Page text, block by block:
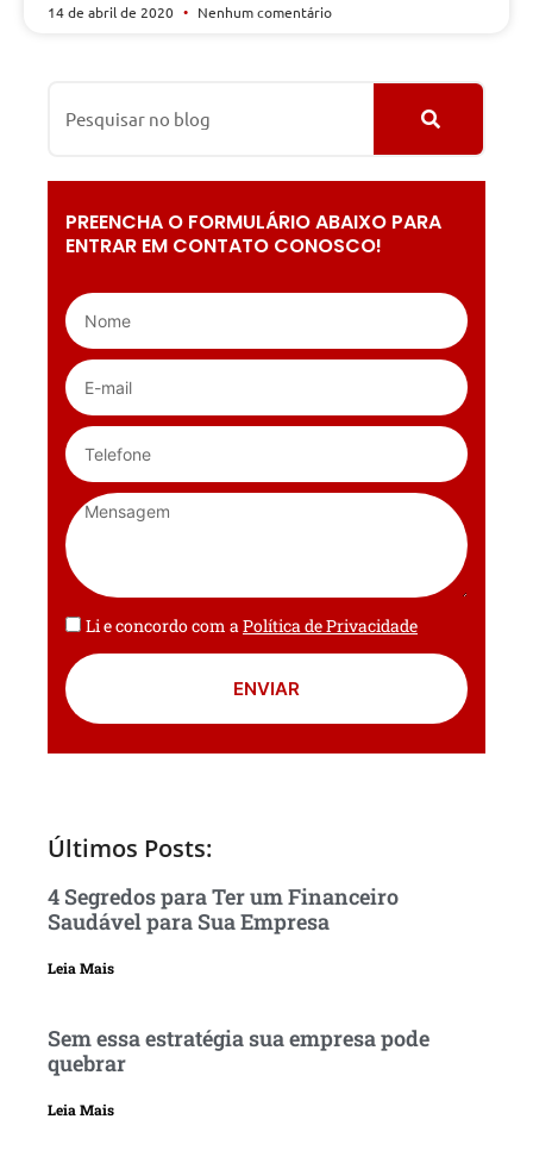
14 de abril de 2020 Nenhum comentário
PREENCHA O FORMULÁRIO ABAIXO PARA
ENTRAR EM CONTATO CONOSCO!
Li e concordo com a Política de Privacidade
ENVIAR
Últimos Posts:
4 Segredos para Ter um Financeiro
Saudável para Sua Empresa
Leia Mais
Sem essa estratégia sua empresa pode
quebrar
Leia Mais